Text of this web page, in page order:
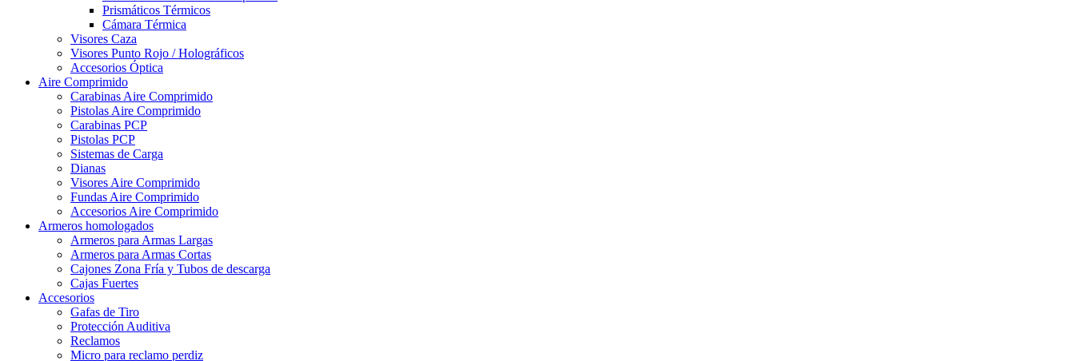
Prismáticos Térmicos
Cámara Térmica
Visores Caza
Visores Punto Rojo / Holográficos
Accesorios Óptica
Aire Comprimido
Carabinas Aire Comprimido
Pistolas Aire Comprimido
Carabinas PCP
Pistolas PCP
Sistemas de Carga
Dianas
Visores Aire Comprimido
Fundas Aire Comprimido
Accesorios Aire Comprimido
Armeros homologados
Armeros para Armas Largas
Armeros para Armas Cortas
Cajones Zona Fría y Tubos de descarga
Cajas Fuertes
Accesorios
Gafas de Tiro
Protección Auditiva
Reclamos
Micro para reclamo perdiz